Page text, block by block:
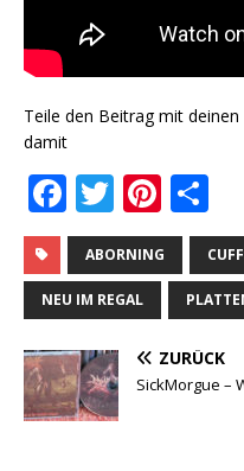
Teile den Beitrag mit
damit
F
a
c
e
b
o
o
T
w
it
te
r
Pi
n
te
r
e
st
ei
le
n
ABORNING CUFF
NEU IM REGAL
ZURÜCK
SickMorgue ‎–